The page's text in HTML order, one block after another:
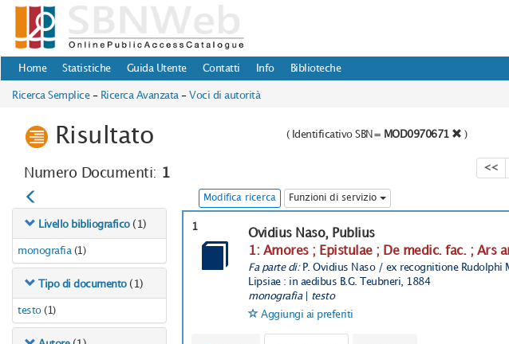
Home Statistiche Guida Utente Contatti Info Biblioteche
Ricerca Semplice - Ricerca Avanzata - Voci di autorità
Risultato ( Identificativo SBN= MOD0970671 )
Numero Documenti: 1 <<
Modifica ricerca Funzioni di servizio
Livello bibliografico (1)
monografia (1)
Tipo di documento (1)
testo (1)
1
Ovidius Naso, Publius
1: Amores ; Epistulae ; De medic. fac. ; Ars
Fa parte di: P. Ovidius Naso / ex recognitione Rudolphi
Lipsiae : in aedibus B.G. Teubneri, 1884
monografia| testo
Aggiungi ai preferiti